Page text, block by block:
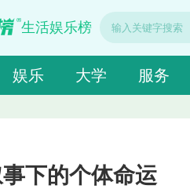
生活娱乐榜
娱乐 大学 服务
下的个体命运